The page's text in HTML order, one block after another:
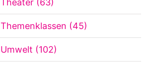
Theater (63)
Themenklassen (45)
Umwelt (102)